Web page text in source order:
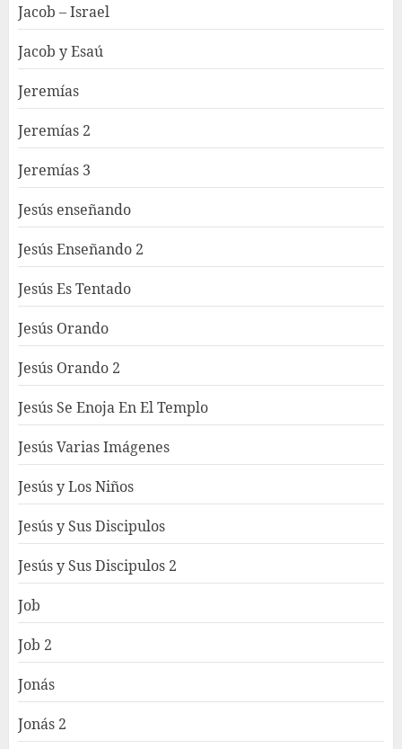
Jacob – Israel
Jacob y Esaú
Jeremías
Jeremías 2
Jeremías 3
Jesús enseñando
Jesús Enseñando 2
Jesús Es Tentado
Jesús Orando
Jesús Orando 2
Jesús Se Enoja En El Templo
Jesús Varias Imágenes
Jesús y Los Niños
Jesús y Sus Discipulos
Jesús y Sus Discipulos 2
Job
Job 2
Jonás
Jonás 2